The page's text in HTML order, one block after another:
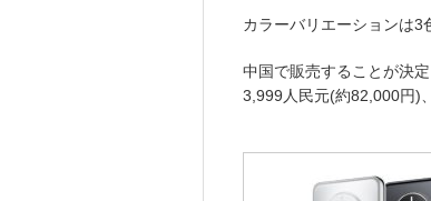
カラーバリエーションは3
中国で販売することが決
3,999人民元(約82,000円)